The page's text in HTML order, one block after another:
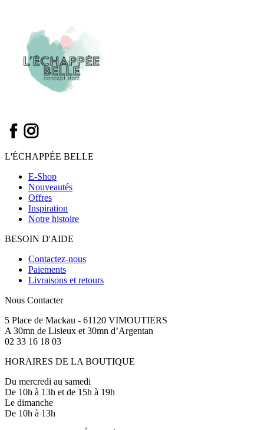
L'ÉCHAPPÉE BELLE
E-Shop
Nouveautés
Offres
Inspiration
Notre histoire
BESOIN D'AIDE
Contactez-nous
Paiements
Livraisons et retours
Nous Contacter
5 Place de Mackau - 61120 VIMOUTIERS
A 30mn de Lisieux et 30mn d’Argentan
02 33 16 18 03
HORAIRES DE LA BOUTIQUE
Du mercredi au samedi
De 10h à 13h et de 15h à 19h
Le dimanche
De 10h à 13h